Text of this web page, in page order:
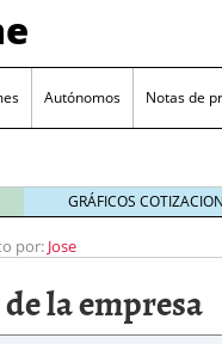
Autónomos Notas de
GRÁFICOS
por: Jose
la empresa